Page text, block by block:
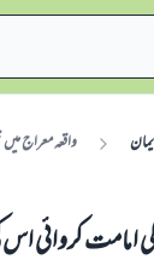
واقعہ معراج
امامت کروائی